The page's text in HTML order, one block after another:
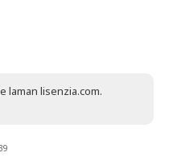
laman lisenzia.com.